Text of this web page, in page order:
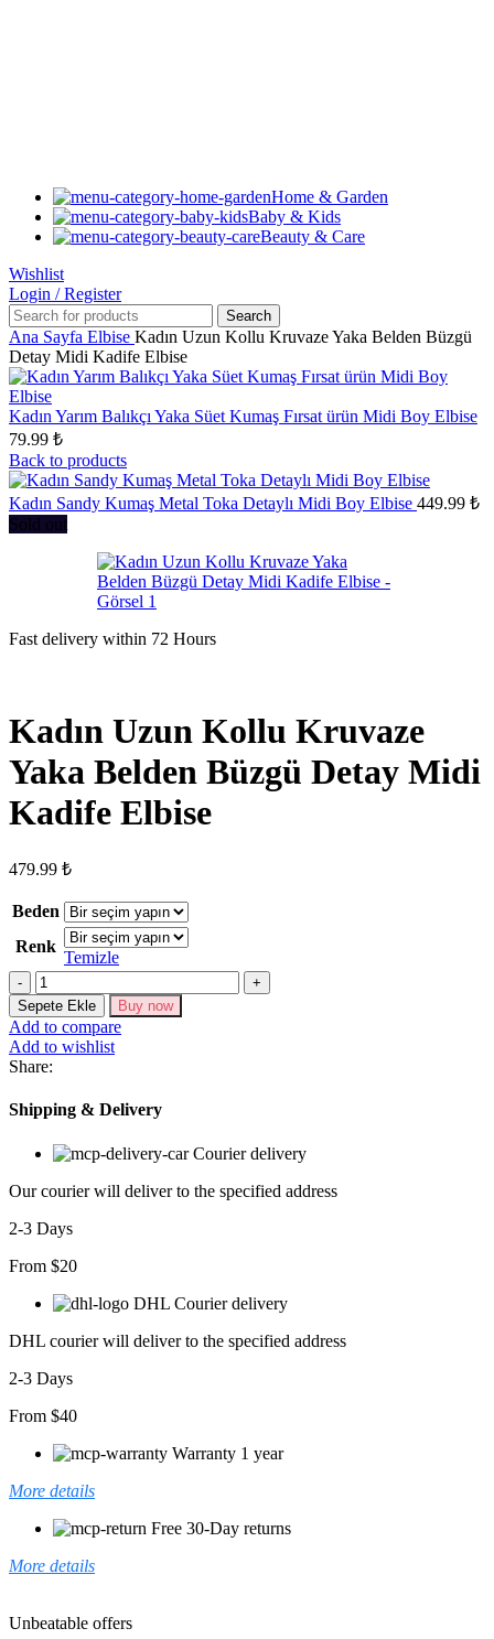
Home & Garden
Baby & Kids
Beauty & Care
Wishlist
Login / Register
Search
Ana Sayfa Elbise Kadın Uzun Kollu Kruvaze Yaka Belden Büzgü
Detay Midi Kadife Elbise
Kadın Yarım Balıkçı Yaka Süet Kumaş Fırsat ürün Midi Boy Elbise
79.99 ₺
Back to products
Kadın Sandy Kumaş Metal Toka Detaylı Midi Boy Elbise 449.99 ₺
Sold out
Fast delivery within 72 Hours
Kadın Uzun Kollu Kruvaze
Yaka Belden Büzgü Detay Midi
Kadife Elbise
479.99 ₺
Beden
Renk
Temizle
Kadın
Uzun
Kollu
Kruvaze
Yaka
Belden
Büzgü
Detay
Kadife
adet
Sepete Ekle Buy now
Add to compare
Add to wishlist
Share:
Shipping & Delivery
Courier delivery
Our courier will deliver to the specified address
2-3 Days
From $20
DHL Courier delivery
DHL courier will deliver to the specified address
2-3 Days
From $40
Warranty 1 year
More details
Free 30-Day returns
More details
Unbeatable offers